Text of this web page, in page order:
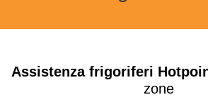
Assistenza frigoriferi
zone